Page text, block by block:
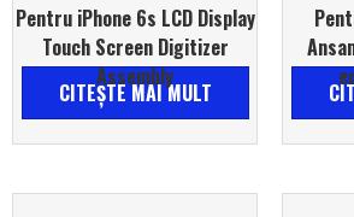
Pentru iPhone 6s LCD Display
Touch Screen Digitizer
Assembly
CITEŞTE MAI MULT